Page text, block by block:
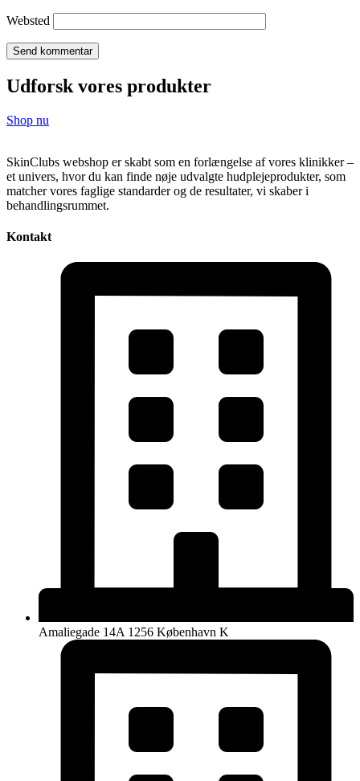
Websted
Udforsk vores produkter
Shop nu
SkinClubs webshop er skabt som en forlængelse af vores klinikker –
et univers, hvor du kan finde nøje udvalgte hudplejeprodukter, som
matcher vores faglige standarder og de resultater, vi skaber i
behandlingsrummet.
Kontakt
Amaliegade 14A 1256 København K